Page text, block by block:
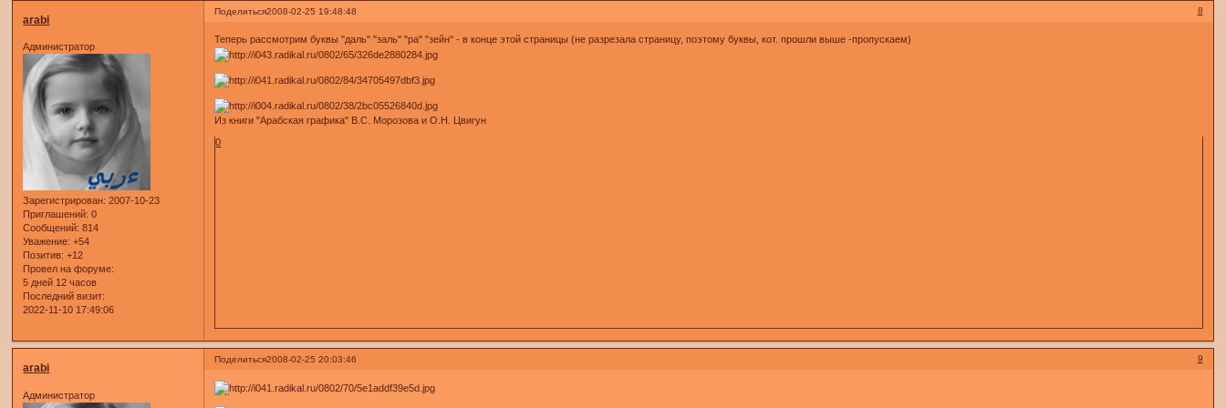
Поделиться 8
2008-02-25 19:48:48
arabi
Администратор
Зарегистрирован: 2007-10-23
Приглашений: 0
Сообщений: 814
Уважение: +54
Позитив: +12
Провел на форуме:
5 дней 12 часов
Последний визит:
2022-11-10 17:49:06
Теперь рассмотрим буквы "даль" "заль" "ра" "зейн" - в конце этой страницы (не разрезала страницу, поэтому буквы, кот. прошли выше -пропускаем)
Из книги "Арабская графика" В.С. Морозова и О.Н. Цвигун
0
Поделиться 9
2008-02-25 20:03:46
arabi
Администратор